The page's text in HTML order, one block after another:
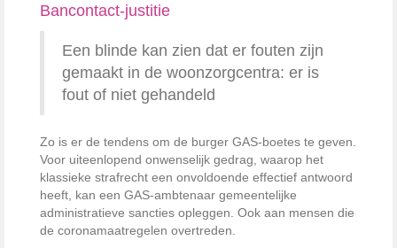
Bancontact-justitie
Een blinde kan zien dat er fouten zijn
gemaakt in de woonzorgcentra: er is
fout of niet gehandeld
Zo is er de tendens om de burger GAS-boetes te geven.
Voor uiteenlopend onwenselijk gedrag, waarop het
klassieke strafrecht een onvoldoende effectief antwoord
heeft, kan een GAS-ambtenaar gemeentelijke
administratieve sancties opleggen. Ook aan mensen die
de coronamaat­regelen overtreden.